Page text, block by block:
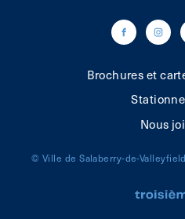
facebook
Brochures et
Nous
© Ville de Salaberry-de-